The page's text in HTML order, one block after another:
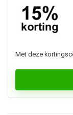
Met deze